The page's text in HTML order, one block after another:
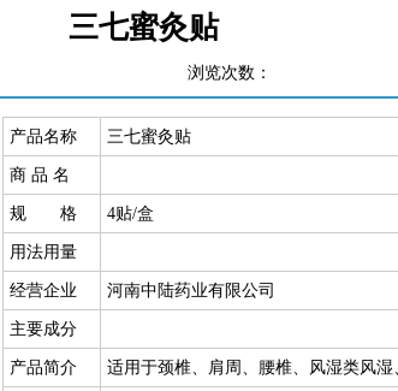
三七蜜灸贴
浏览次数：
产品名称 三七蜜灸贴
商 品 名
规 格 4贴/盒
用法用量
经营企业 河南中陆药业有限公司
主要成分
产品简介 适用于颈椎、肩周、腰椎、风湿类风